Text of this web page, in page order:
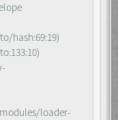
hash:69:19)
loader-